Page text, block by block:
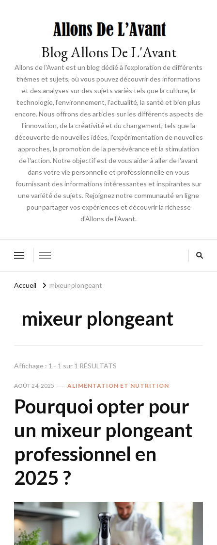
Blog Allons De L'Avant
Allons de l'Avant est un blog dédié à l'exploration de différents
thèmes et sujets, où vous pouvez découvrir des informations
et des analyses sur des sujets variés tels que la culture, la
technologie, l'environnement, l'actualité, la santé et bien plus
encore. Nous offrons des articles sur les différents aspects de
l'innovation, de la créativité et du changement, tels que la
découverte de nouvelles idées, l'expérimentation de nouvelles
approches, la promotion de la persévérance et la stimulation
de l'action. Notre objectif est de vous aider à aller de l'avant
dans votre vie personnelle et professionnelle en vous
fournissant des informations intéressantes et inspirantes sur
une variété de sujets. Rejoignez notre communauté en ligne
pour partager vos expériences et découvrir la richesse
d'Allons de l'Avant.
Accueil mixeur plongeant
mixeur plongeant
Affichage : 1 - 1 sur 1 RÉSULTATS
AOÛT 24, 2025 ALIMENTATION ET NUTRITION
Pourquoi opter pour
un mixeur plongeant
professionnel en
2025 ?